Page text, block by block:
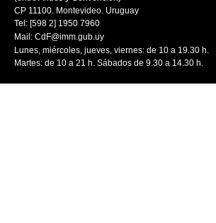
CP 11100. Montevideo. Uruguay
Tel: [598 2] 1950 7960
Mail: CdF@imm.gub.uy
Lunes, miércoles, jueves, viernes: de 10 a 19.30 h.
Martes: de 10 a 21 h. Sábados de 9.30 a 14.30 h.